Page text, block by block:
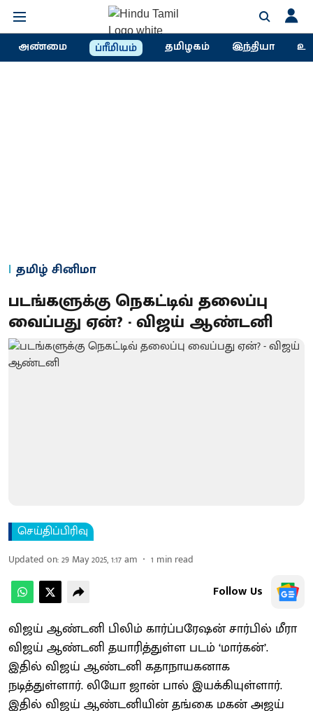
அண்மை ப்ரீமியம் தமிழகம் இந்தியா
தமிழ் சினிமா
படங்களுக்கு நெகட்டிவ் தலைப்பு
வைப்பது ஏன்? - விஜய் ஆண்டனி
செய்திப்பிரிவு
Updated on:29 May 2025, 1:17 am 1 min read
Follow Us
விஜய் ஆண்டனி பிலிம் கார்ப்பரேஷன் சார்பில் மீரா
விஜய் ஆண்டனி தயாரித்துள்ள படம் ‘மார்கன்’.
இதில் விஜய் ஆண்டனி கதாநாயகனாக
நடித்துள்ளார். லியோ ஜான் பால் இயக்கியுள்ளார்.
இதில் விஜய் ஆண்டனியின் தங்கை மகன் அஜய்